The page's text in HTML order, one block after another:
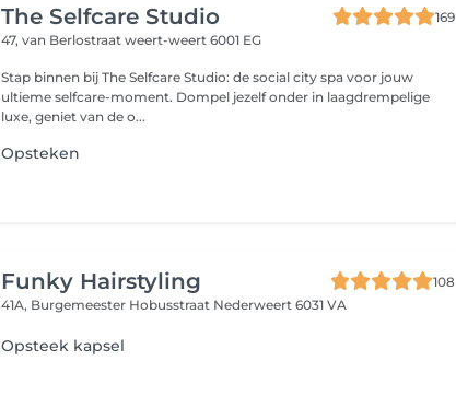
The Selfcare Studio
169
47, van Berlostraatweert-weert 6001 EG
Stap binnen bij The Selfcare Studio: de social city spa voor jouw
ultieme selfcare-moment. Dompel jezelf onder in laagdrempelige
luxe, geniet van de o...
Opsteken
Funky Hairstyling
108
41A, Burgemeester Hobusstraat Nederweert 6031 VA
Opsteek kapsel